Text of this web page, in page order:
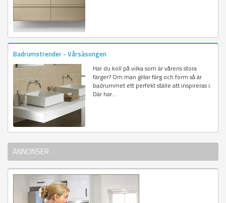
Badrumstrender - Vårsäsongen
Har du koll på vilka som är vårens stora
färger? Om man gillar färg och form så är
badrummet ett perfekt ställe att inspireras i.
Där har...
ANNONSER